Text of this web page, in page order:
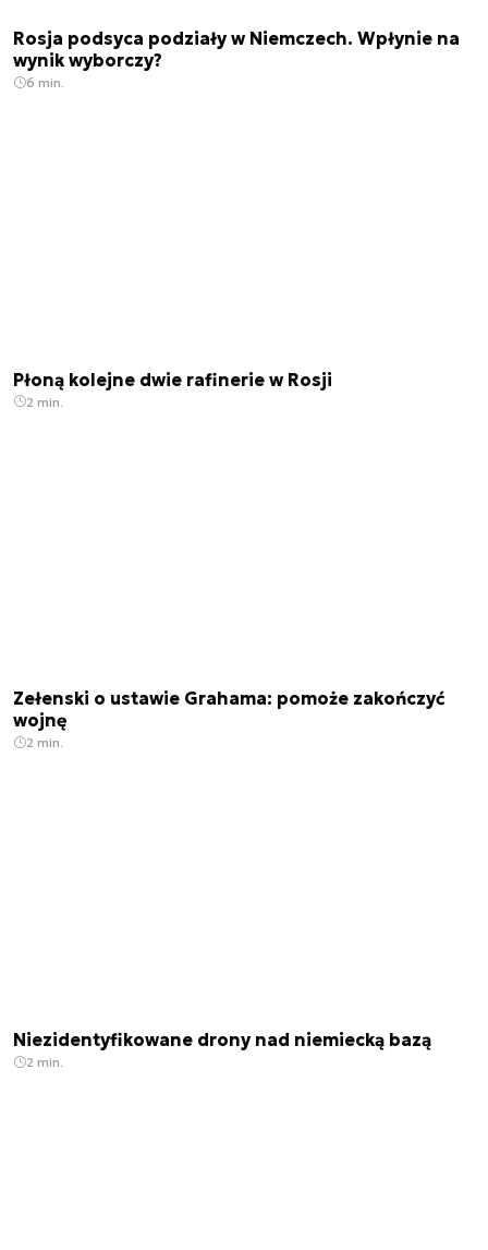
Rosja podsyca podziały w Niemczech. Wpłynie na
wynik wyborczy?
6 min.
Płoną kolejne dwie rafinerie w Rosji
2 min.
Zełenski o ustawie Grahama: pomoże zakończyć
wojnę
2 min.
Niezidentyfikowane drony nad niemiecką bazą
2 min.